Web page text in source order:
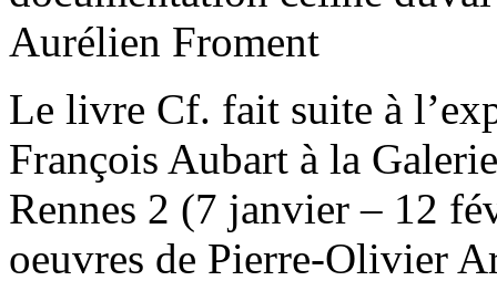
Aurélien Froment
Le livre Cf. fait suite à
François Aubart à la
Rennes 2 (7 janvier – 12
oeuvres de Pierre-Olivier